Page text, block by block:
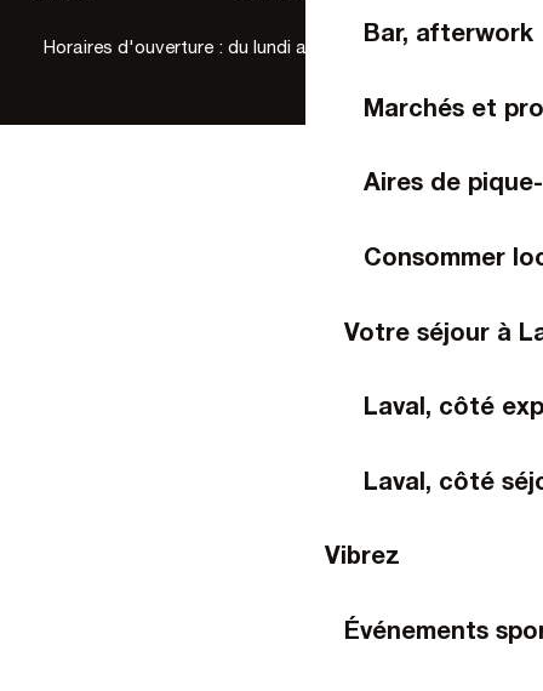
Bar, afterwork
Marchés et
Aires de
Consommer
Votre séjour à
Laval, côté
Laval, côté
Vibrez
Événements
Horaires d'ouverture : du lundi au samedi de 9h30 à 18h